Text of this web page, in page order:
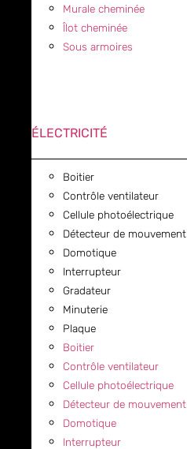
Murale cheminée
Îlot cheminée
Sous armoires
ÉLECTRICITÉ
Boitier
Contrôle ventilateur
Cellule photoélectrique
Détecteur de mouvement
Domotique
Interrupteur
Gradateur
Minuterie
Plaque
Boitier
Contrôle ventilateur
Cellule photoélectrique
Détecteur de mouvement
Domotique
Interrupteur